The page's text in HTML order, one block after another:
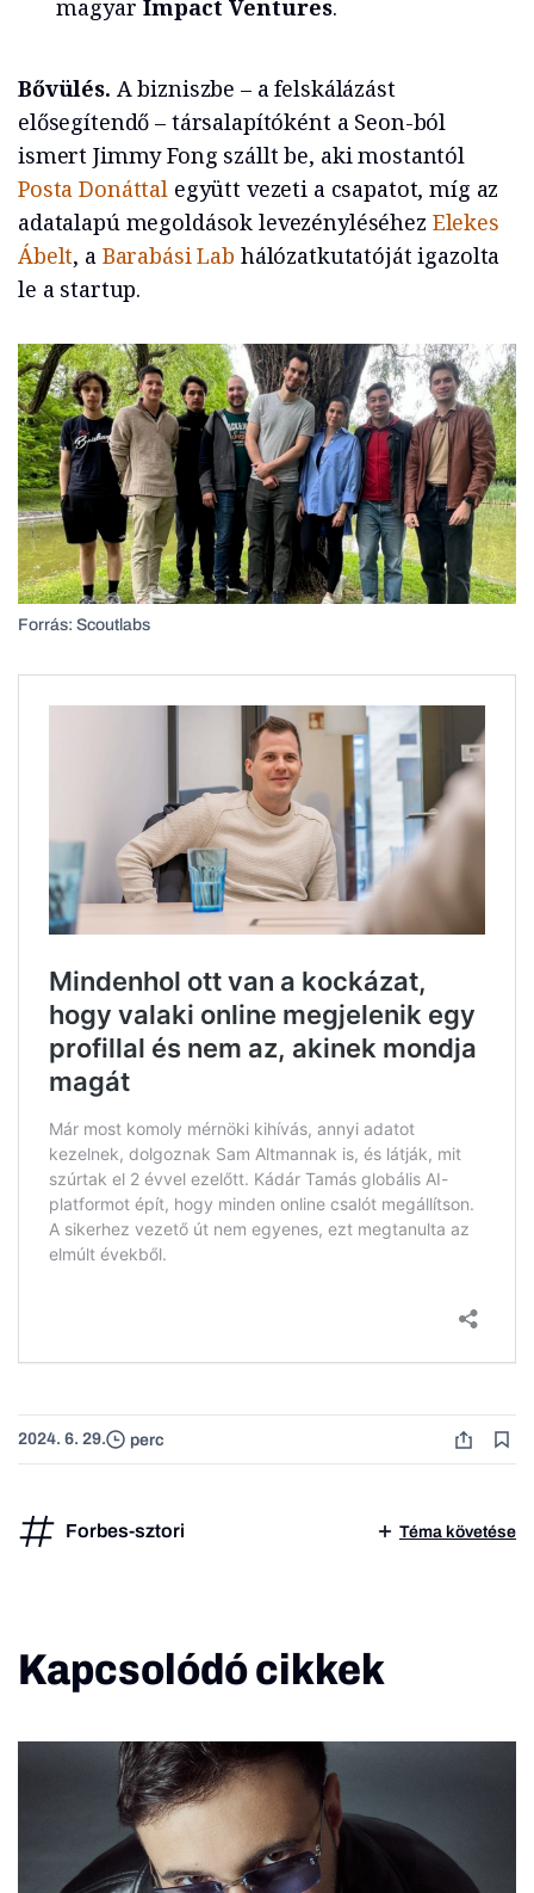
magyar Impact Ventures.
Bővülés. A bizniszbe – a felskálázást
elősegítendő – társalapítóként a Seon-ból
ismert Jimmy Fong szállt be, aki mostantól
Posta Donáttalegyütt vezeti a csapatot, míg az
adatalapú megoldások levezényléséhez Elekes
Ábelt, a Barabási Lab hálózatkutatóját igazolta
le a startup.
Forrás: Scoutlabs
2024. 6. 29. perc
Forbes-sztori Téma követése
Kapcsolódó cikkek